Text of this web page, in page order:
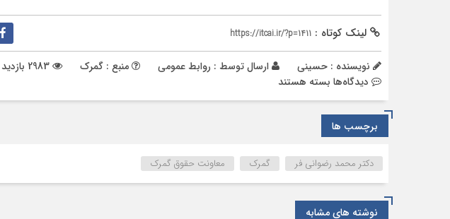
لینک کوتاه : https://itcai.ir/?p=1411
نویسنده : حسینی ارسال توسط : روابط عمومی منبع : گمرک
دیدگاه‌ها برای
سرپرست
معاونت
نظارت
گمرک
منصوب
بسته هستند
برچسب ها
دکتر محمد رضوانی فر گمرک معاونت حقوق گمرک
نوشته های مشابه